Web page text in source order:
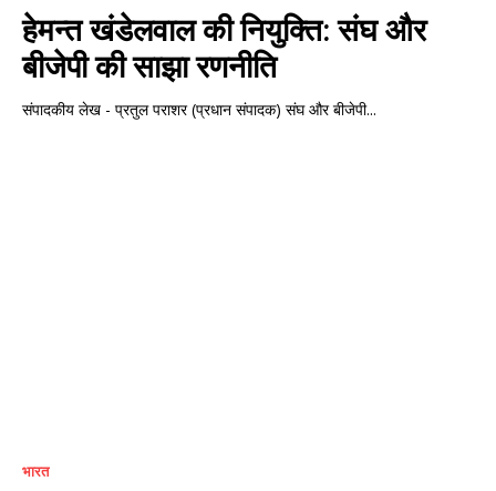
हेमन्त खंडेलवाल की नियुक्ति: संघ और
बीजेपी की साझा रणनीति
संपादकीय लेख - प्रतुल पराशर (प्रधान संपादक) संघ और बीजेपी...
भारत